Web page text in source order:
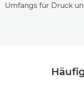
Umfangs für Druck